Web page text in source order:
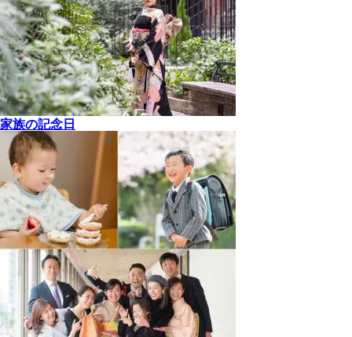
家族の記念日